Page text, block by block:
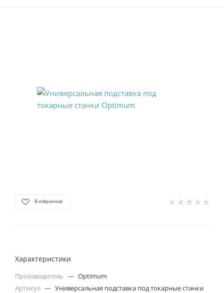
В избранное
Характеристики
Производитель — Optimum
Артикул — Универсальная подставка под токарные станки